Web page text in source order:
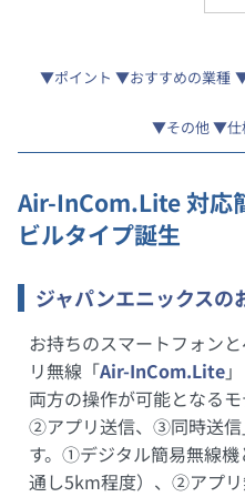
ポイント おすすめの業種
その他
Air-InCom.Lite 対応
ビルタイプ誕生
ジャパンエニックスの
お持ちのスマートフォン
リ無線「Air-InCom.Lite
両方の操作が可能となる
②アプリ送信、③同時送信
す。①デジタル簡易無線
通し5km程度）、②アプ